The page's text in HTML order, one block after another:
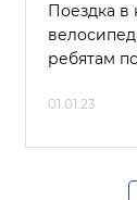
Поездка
ребятам
01.01.23